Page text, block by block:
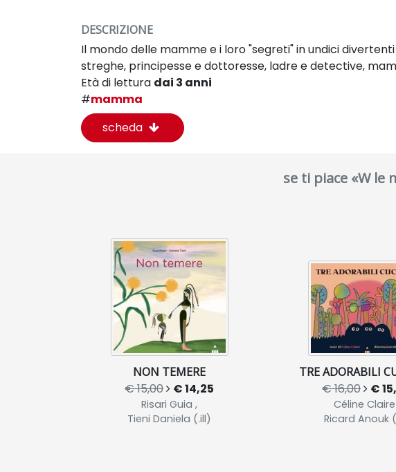
DESCRIZIONE
Il mondo delle mamme e i loro "segreti" in undici
streghe, principesse e dottoresse, ladre e detective,
Età di lettura dai 3 anni
#mamma
scheda
se ti piace «W
NON TEMERE
€ 15,00 € 14,25
Risari Guia ,
Tieni Daniela (.ill)
TRE ADORABILI
€ 16,00 €
Céline
Ricard Anouk